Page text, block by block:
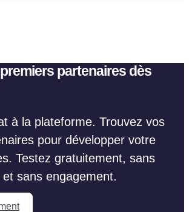
partenaires dès
à la plateforme. Trouvez vos
pour développer votre
Testez gratuitement, sans
sans engagement.